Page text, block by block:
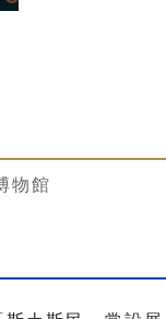
物館